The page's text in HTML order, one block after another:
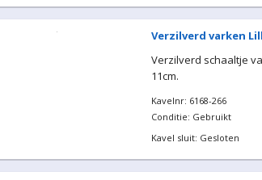
Verzilverd varken
Verzilverd schaaltje
11cm.
Kavelnr: 6168-266
Conditie: Gebruikt
Kavel sluit: Gesloten